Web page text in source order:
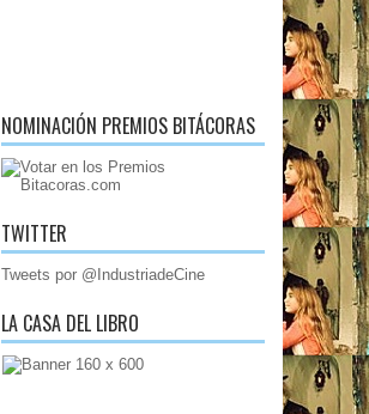
NOMINACIÓN PREMIOS BITÁCORAS
TWITTER
Tweets por @IndustriadeCine
LA CASA DEL LIBRO